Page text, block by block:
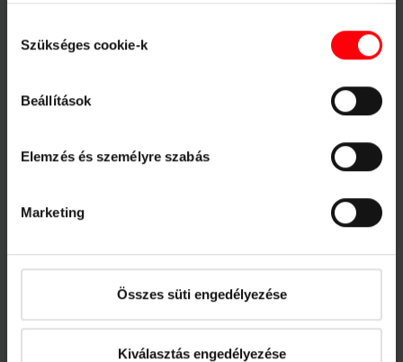
információkat a cookie-król és a testreszabási lehetőségekről a
"Részletek megjelenítése" gombra kattintva találhat.
kiválasztása
Szükséges cookie-k
Beállítások
Elemzés és személyre szabás
Marketing
Összes süti engedélyezése
Kiválasztás engedélyezése
száma
szállítmány
Ft
Ft
Egyedi
kalkuláció
szerint
Csak külső és/vagy belső kiegészítők (redőnyök, rolók)
száma
4-5